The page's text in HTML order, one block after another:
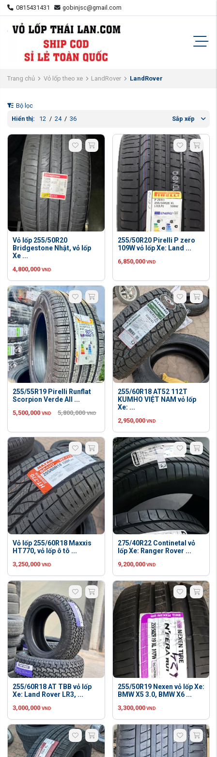
0815431431 gobinjsc@gmail.com
Trang chủ Vỏ lốp theo xe LandRover LandRover
Bộ lọc
Hiển thị:
12 / 24 / 36 Sắp xếp
Vỏ lốp 255/50R20
Bridgestone Nhật, vỏ lốp
Xe ...
4,800,000 VND
255/50R20 Pirelli P zero
109W vỏ lốp Xe: Land ...
6,850,000 VND
255/55R19 Pirelli Runflat
Scorpion Verde All ...
5,500,000 VND 5,800,000 VND
255/60R18 AT52 112T
KUMHO VIỆT NAM vỏ lốp
Xe: ...
2,950,000 VND
Vỏ lốp 255/60R18 Maxxis
HT770, vỏ lốp ô tô ...
3,250,000 VND
275/40R22 Continetal vỏ
lốp Xe: Ranger Rover ...
9,200,000 VND
255/60R18 AT TBB vỏ lốp
Xe: Land Rover LR3, ...
3,000,000 VND
255/50R19 Nexen vỏ lốp Xe:
BMW X5 3.0, BMW X6 ...
3,300,000 VND